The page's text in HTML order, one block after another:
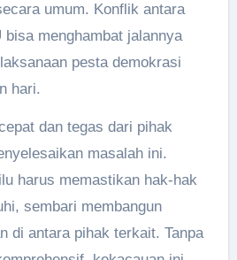
umum. Konflik antara
bisa menghambat jalannya
pesta demokrasi
hari.
dan tegas dari pihak
masalah ini.
harus memastikan hak-hak
sembari membangun
di antara pihak terkait. Tanpa